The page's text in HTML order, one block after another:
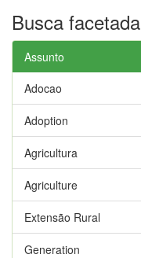
Busca facetada
Assunto
Adocao
Adoption
Agricultura
Agriculture
Extensão Rural
Generation